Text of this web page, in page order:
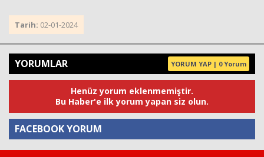
Tarih: 02-01-2024
YORUMLAR YORUM YAP | 0 Yorum
Henüz yorum eklenmemiştir.
Bu Haber'e ilk yorum yapan siz olun.
FACEBOOK YORUM